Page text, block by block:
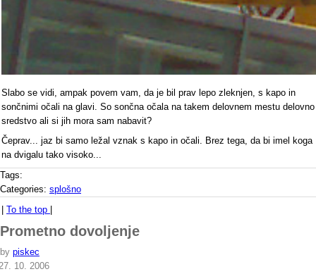
Slabo se vidi, ampak povem vam, da je bil prav lepo zleknjen, s kapo in
sončnimi očali na glavi. So sončna očala na takem delovnem mestu delovno
sredstvo ali si jih mora sam nabavit?
Čeprav... jaz bi samo ležal vznak s kapo in očali. Brez tega, da bi imel koga
na dvigalu tako visoko...
Tags:
Categories: splošno
To the top
Prometno dovoljenje
by piskec
10. 2006